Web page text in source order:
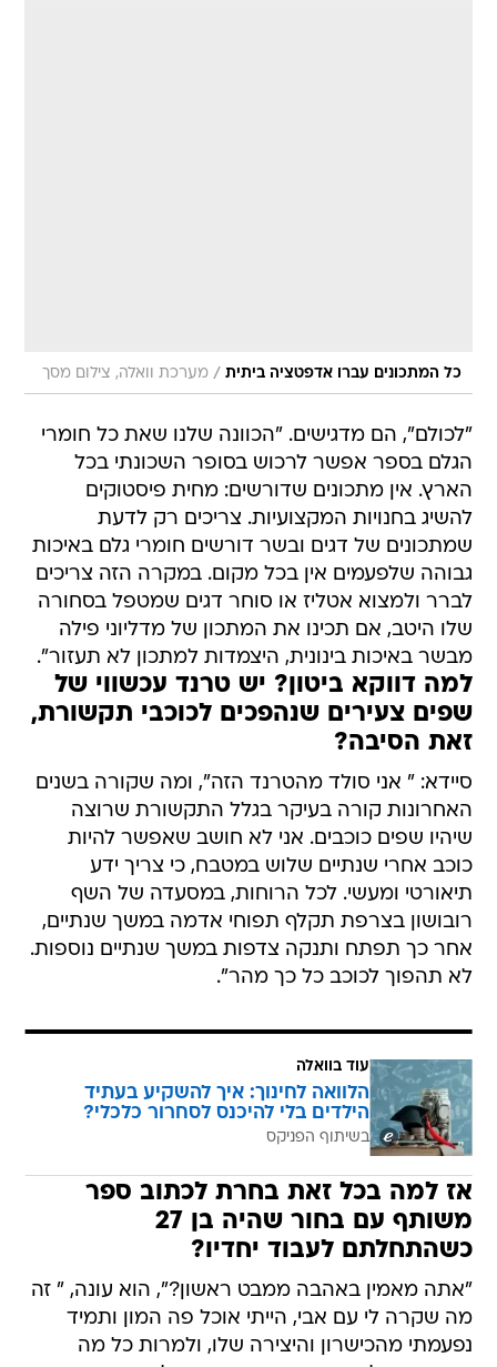
כל המתכונים עברו אדפטציה ביתית / מערכת וואלה, צילום מסך
"לכולם", הם מדגישים. "הכוונה שלנו שאת כל חומרי
הגלם בספר אפשר לרכוש בסופר השכונתי בכל
הארץ. אין מתכונים שדורשים: מחית פיסטוקים 
להשיג בחנויות המקצועיות. צריכים רק לדעת
שמתכונים של דגים ובשר דורשים חומרי גלם באיכות
גבוהה שלפעמים אין בכל מקום. במקרה הזה צריכים
לברר ולמצוא אטליז או סוחר דגים שמטפל בסחורה
שלו היטב, אם תכינו את המתכון של מדליוני פילה
מבשר באיכות בינונית, היצמדות למתכון לא תעזור".
למה דווקא ביטון? יש טרנד עכשווי של
שפים צעירים שנהפכים לכוכבי תקשורת,
זאת הסיבה?
סיידא: " אני סולד מהטרנד הזה", ומה שקורה בשנים
האחרונות קורה בעיקר בגלל התקשורת שרוצה
שיהיו שפים כוכבים. אני לא חושב שאפשר להיות
כוכב אחרי שנתיים שלוש במטבח, כי צריך ידע
תיאורטי ומעשי. לכל הרוחות, במסעדה של השף
רובושון בצרפת תקלף תפוחי אדמה במשך שנתיים,
אחר כך תפתח ותנקה צדפות במשך שנתיים נוספות.
לא תהפוך לכוכב כל כך מהר".
עוד בוואלה
הלוואה לחינוך: איך להשקיע בעתיד
הילדים בלי להיכנס לסחרור כלכלי?
בשיתוף הפניקס
אז למה בכל זאת בחרת לכתוב ספר
משותף עם בחור שהיה בן 27
כשהתחלתם לעבוד יחדיו?
"אתה מאמין באהבה ממבט ראשון?", הוא עונה, " זה
מה שקרה לי עם אבי, הייתי אוכל פה המון ותמיד
נפעמתי מהכישרון והיצירה שלו, ולמרות כל מה